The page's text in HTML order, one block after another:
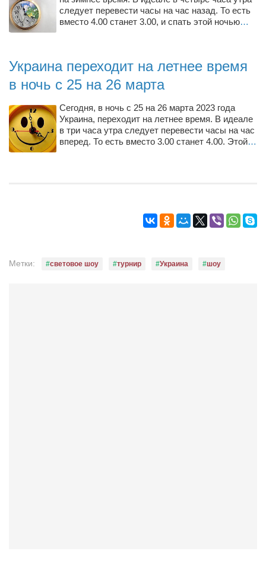
Конкурсы
Фестиваль. Конкурс «Колибри» 2017
Конкурс «Колибри» 2015
Конкурс «Колибри» 2014
Литературный конкурс «Я люблю Украину»
Конкурс «Колибри — детям!» 2014
Конкурс «Колибри» 2013
следует перевести часы на час назад. То есть
вместо 4.00 станет 3.00, и спать этой ночью…
Украина переходит на летнее время
в ночь с 25 на 26 марта
Сегодня, в ночь с 25 на 26 марта 2023 года
Украина, переходит на летнее время. В идеале
в три часа утра следует перевести часы на час
вперед. То есть вместо 3.00 станет 4.00. Этой…
Метки: световое шоу турнир Украина шоу